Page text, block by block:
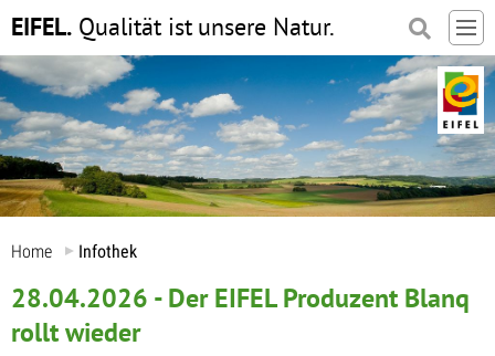
Home Infothek
28.04.2026 - Der EIFEL Produzent Blanq
rollt wieder
EIFEL. Qualität ist unsere Natur.